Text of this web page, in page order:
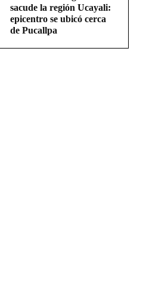
sacude la región Ucayali:
epicentro se ubicó cerca
de Pucallpa